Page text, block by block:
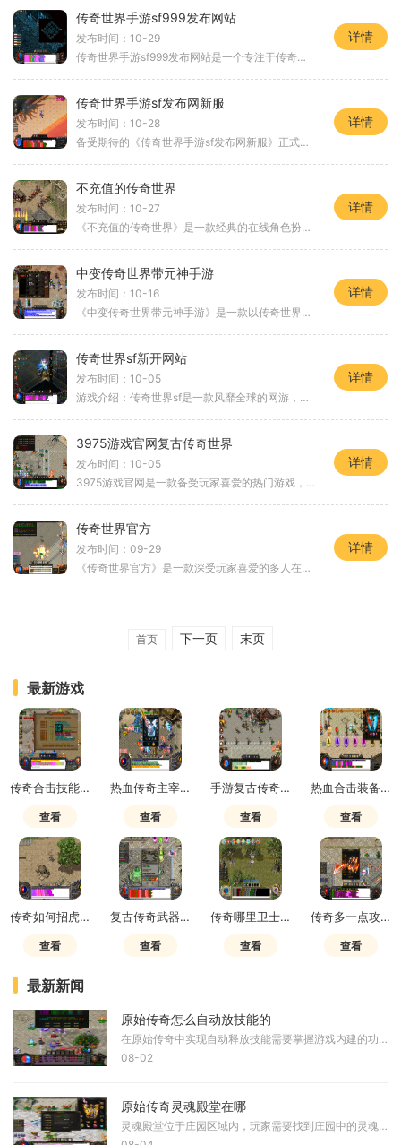
传奇世界手游sf999发布网站
发布时间：10-29
传奇世界手游sf999发布网站是一个专注于传奇世界手游私服的网站，为广大传奇世界手游爱好者提供个性化的游戏体验。如果你是一个传奇世界手游的忠实玩家，并且想要尝试更多不同的
详情
传奇世界手游sf发布网新服
发布时间：10-28
备受期待的《传奇世界手游sf发布网新服》正式上线，为无数传奇世界的忠实玩家带来了全新的游戏体验。作为经典游戏《传奇世界》的手机版，传奇世界手游sf发布网新服不仅将游戏的
详情
不充值的传奇世界
发布时间：10-27
《不充值的传奇世界》是一款经典的在线角色扮演游戏，以其独特的设定和玩法吸引了众多玩家的关注。相比于许多充值型游戏，这款游戏注重玩家的技巧和策略，为广大玩家提供了一
详情
中变传奇世界带元神手游
发布时间：10-16
《中变传奇世界带元神手游》是一款以传奇世界为背景的手游，是传奇系列游戏的最新力作。作为塞北传奇项目重点推荐的游戏，中变传奇世界带元神手游以其独特的玩法和丰富的内容
详情
传奇世界sf新开网站
发布时间：10-05
游戏介绍：传奇世界sf是一款风靡全球的网游，充满了奇幻和刺激的冒险。作为一个战士、法师或道士，你将踏上一个充满魔力和冒险的世界。现在，我们很高兴地向大家介绍传奇世界
详情
3975游戏官网复古传奇世界
发布时间：10-05
3975游戏官网是一款备受玩家喜爱的热门游戏，该游戏以复古传奇世界为背景，带给玩家丰富多样的游戏体验。在这个虚拟世界里，你将会面对来自各个角落的挑战，与其他玩家一同征战
详情
传奇世界官方
发布时间：09-29
《传奇世界官方》是一款深受玩家喜爱的多人在线角色扮演游戏。该游戏以精美的画面、丰富的剧情和刺激的战斗为特点，为玩家打造一个充满传奇色彩的游戏世界。在《传奇世界官方
详情
首页 下一页 末页
最新游戏
传奇合击技能怎么用的
查看
热血传奇主宰套装怎么样
查看
手游复古传奇千年树妖哪刷
查看
热血合击装备掉落攻略
查看
传奇如何招虎卫士技能
查看
复古传奇武器升级需要材料有啥
查看
传奇哪里卫士最多
查看
传奇多一点攻击伤害多少
查看
最新新闻
原始传奇怎么自动放技能的
在原始传奇中实现自动释放技能需要掌握游戏内建的功能设置与合理的技能配置方式，核心在于理解自动战斗系统的运作逻辑并加以有效利用。游戏本身提供了自动战斗功能，开启后角
08-02
原始传奇灵魂殿堂在哪
灵魂殿堂位于庄园区域内，玩家需要找到庄园中的灵魂殿堂NPC才能进入该特殊场景。灵魂殿堂是一个存放着各类BOSS雕像的特殊空间，这些BOSS雕像失去了色彩，呈现出只剩下躯壳的状态，